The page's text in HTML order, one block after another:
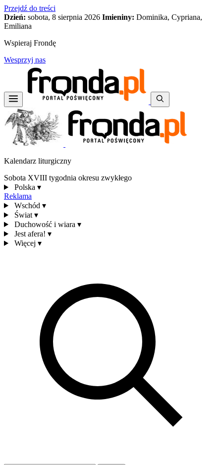
Przejdź do treści
Dzień: sobota, 8 sierpnia 2026 Imieniny: Dominika, Cypriana,
Emiliana
Wspieraj Frondę
Wesprzyj nas
Kalendarz liturgiczny
Sobota XVIII tygodnia okresu zwykłego
Polska ▾
Reklama
Wschód ▾
Świat ▾
Duchowość i wiara ▾
Jest afera! ▾
Więcej ▾